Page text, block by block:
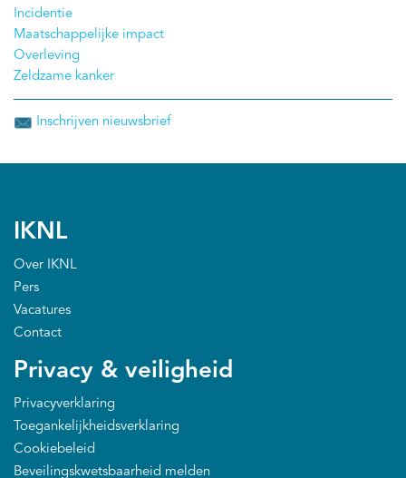
Incidentie
Maatschappelijke impact
Overleving
Zeldzame kanker
Inschrijven nieuwsbrief
IKNL
Over IKNL
Pers
Vacatures
Contact
Privacy & veiligheid
Privacyverklaring
Toegankelijkheidsverklaring
Cookiebeleid
Beveilingskwetsbaarheid melden